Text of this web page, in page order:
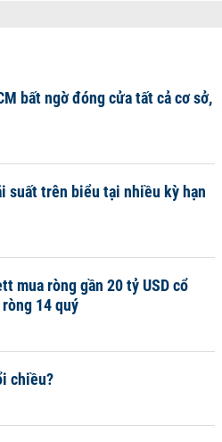
bất ngờ đóng cửa tất cả cơ sở,
suất trên biểu tại nhiều kỳ hạn
mua ròng gần 20 tỷ USD cổ
14 quý
chiều?